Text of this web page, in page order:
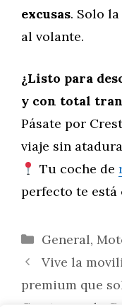
excusas. Solo
al volante.
¿Listo para
y con total
Pásate por
viaje sin
Tu coche de
perfecto te está
Categorías
General,
Vive la
premium que